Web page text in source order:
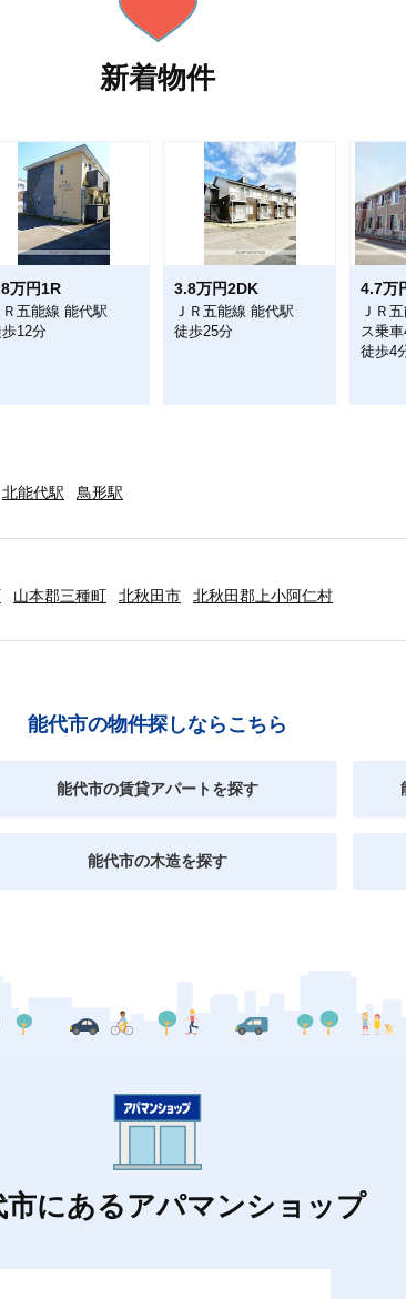
新着物件
万円1R
Ｒ五能線 能代駅
12分
3.8万円2DK
ＪＲ五能線 能代駅
徒歩25分
4.7万
ＪＲ
ス乗
徒歩4
北能代駅 鳥形駅
山本郡三種町 北秋田市 北秋田郡上小阿仁村
能代市の物件探しならこちら
能代市の賃貸アパートを探す
能代市の木造を探す
市にあるアパマンショップ